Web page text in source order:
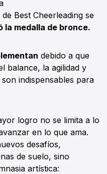
Best Cheerleading se
la medalla de bronce.
debido a que
balance, la agilidad y
indispensables para
logro no se limita a lo
en lo que ama.
desafíos,
de suelo, sino
artística: